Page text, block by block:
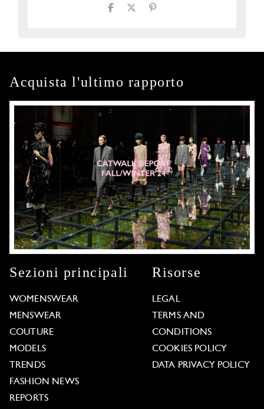
Acquista l'ultimo rapporto
Sezioni principali
WOMENSWEAR
MENSWEAR
COUTURE
MODELS
TRENDS
FASHION NEWS
REPORTS
Risorse
LEGAL
TERMS AND
CONDITIONS
COOKIES POLICY
DATA PRIVACY POLICY